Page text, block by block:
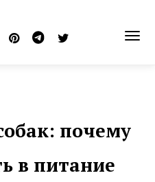
почему
в питание